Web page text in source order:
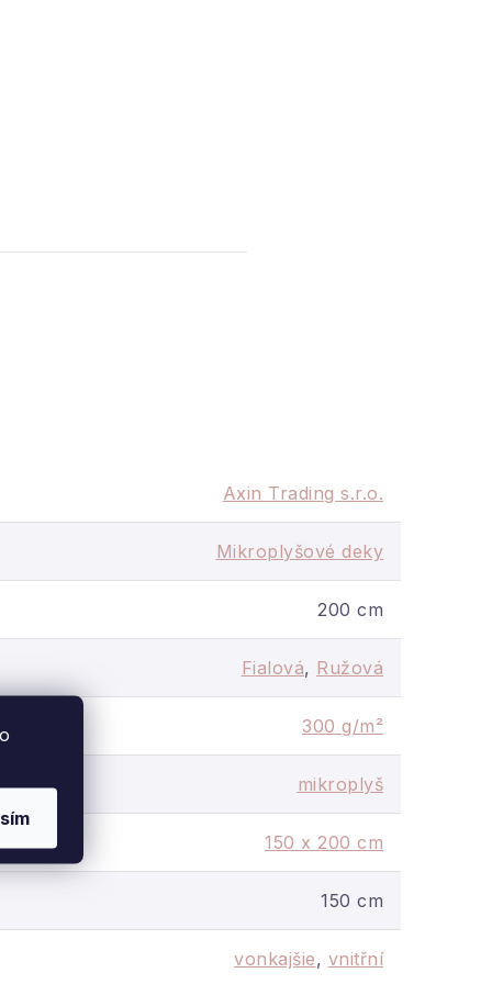
Axin Trading s.r.o.
Mikroplyšové deky
200 cm
Fialová, Ružová
300 g/m²
mikroplyš
150 x 200 cm
150 cm
vonkajšie, vnitřní